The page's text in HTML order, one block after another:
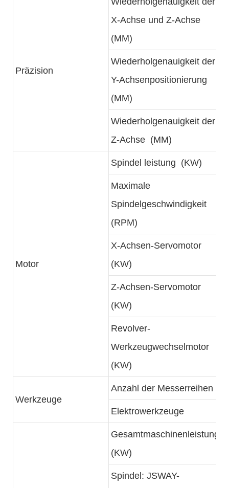
Präzision
X-Achse und Z-Achse
(MM)
Wiederholgenauigkeit der
Y-Achsenpositionierung
(MM)
Wiederholgenauigkeit der
Z-Achse (MM)
Motor
Spindel leistung (KW)
Maximale
Spindelgeschwindigkeit
(RPM)
X-Achsen-Servomotor
(KW)
Z-Achsen-Servomotor
(KW)
Revolver-
Werkzeugwechselmotor
(KW)
Werkzeuge
Anzahl der Messerreihen
Elektrowerkzeuge
Gesamtmaschinenleistung
(KW)
Spindel: JSWAY-